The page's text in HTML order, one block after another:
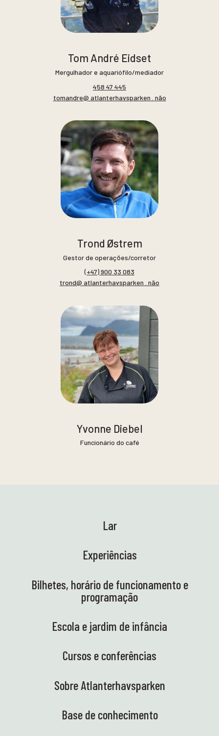
Tom André Eidset
Mergulhador e aquariófilo/mediador
458 47 445
tomandre@ atlanterhavsparken . não
Trond Østrem
Gestor de operações/corretor
(+47) 900 33 083
trond@ atlanterhavsparken . não
Yvonne Diebel
Funcionário do café
Lar
Experiências
Bilhetes, horário de funcionamento e
programação
Escola e jardim de infância
Cursos e conferências
Sobre Atlanterhavsparken
Base de conhecimento